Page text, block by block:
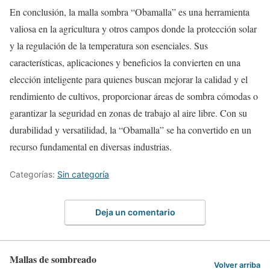
En conclusión, la malla sombra “Obamalla” es una herramienta
valiosa en la agricultura y otros campos donde la protección solar
y la regulación de la temperatura son esenciales. Sus
características, aplicaciones y beneficios la convierten en una
elección inteligente para quienes buscan mejorar la calidad y el
rendimiento de cultivos, proporcionar áreas de sombra cómodas o
garantizar la seguridad en zonas de trabajo al aire libre. Con su
durabilidad y versatilidad, la “Obamalla” se ha convertido en un
recurso fundamental en diversas industrias.
Categorías: Sin categoría
Deja un comentario
Mallas de sombreado Volver arriba